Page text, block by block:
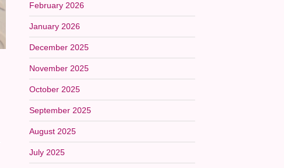
February 2026
January 2026
December 2025
November 2025
October 2025
September 2025
August 2025
July 2025